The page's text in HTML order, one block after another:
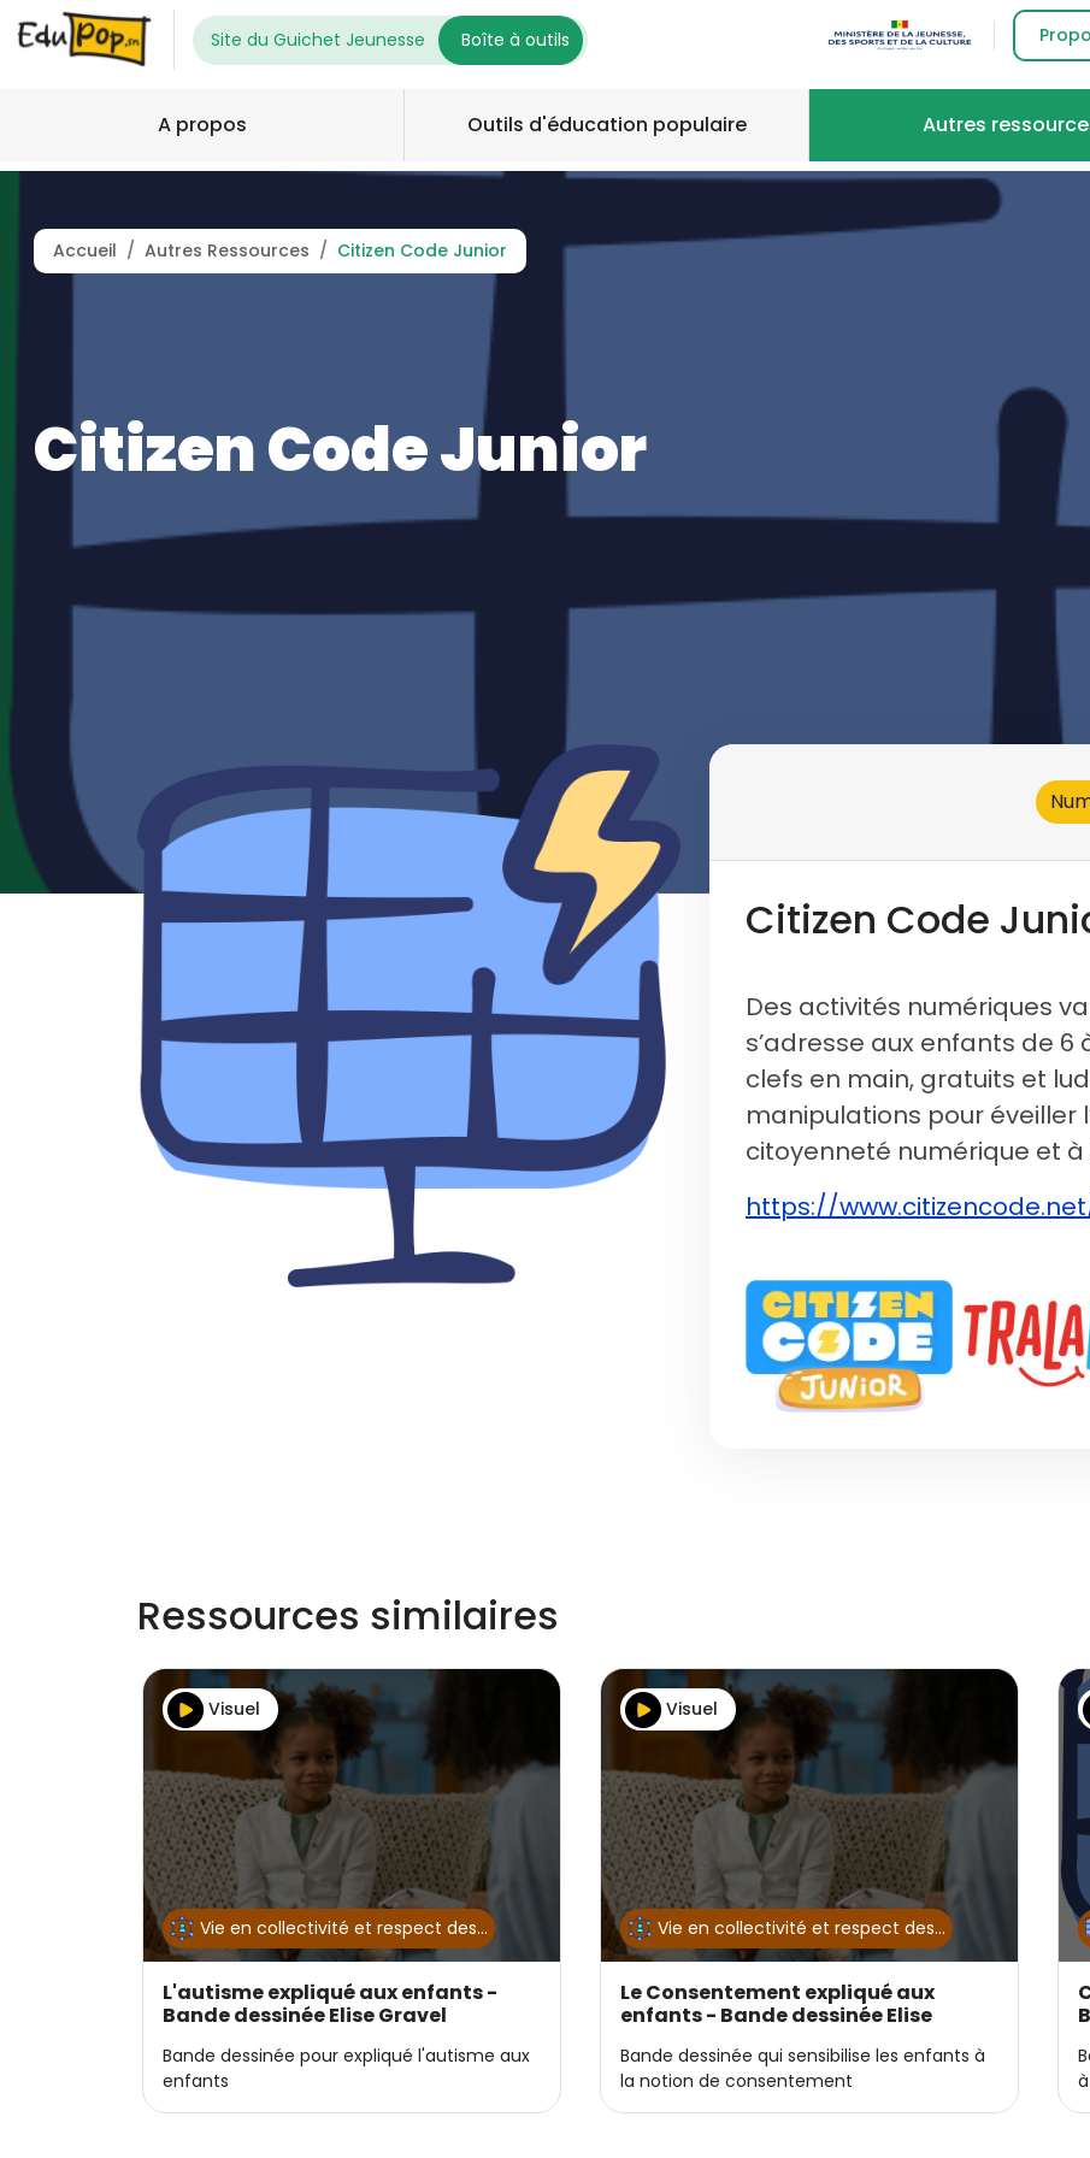
Aller au contenu principal
Top left
Site du Guichet Jeunesse Boîte à outils Image Top
A propos Outils d'éducation populaire Autres
Fil d'Ariane
Accueil Autres Ressources Citizen Code Junior
Citizen Code Junior
Citizen Code
Des activités numériques
s’adresse aux enfants de 6
clefs en main, gratuits et
manipulations pour éveiller
citoyenneté numérique et
https://
Image Image
Ressources similaires
Visuel
Vie en collectivité et respect des…
L'autisme expliqué aux enfants -
Bande dessinée Elise Gravel
Bande dessinée pour expliqué l'autisme aux
enfants
Visuel
Vie en collectivité et respect des…
Le Consentement expliqué aux
enfants - Bande dessinée Elise
Bande dessinée qui sensibilise les enfants à
la notion de consentement